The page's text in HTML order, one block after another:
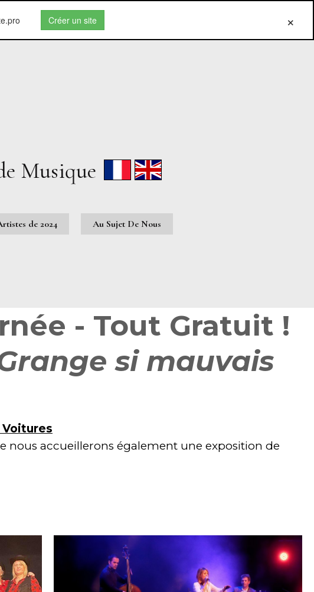
Créer un site
Musique
de 2024 Au Sujet De Nous
- Tout Gratuit !
si mauvais
Voitures
nous accueillerons également une exposition de